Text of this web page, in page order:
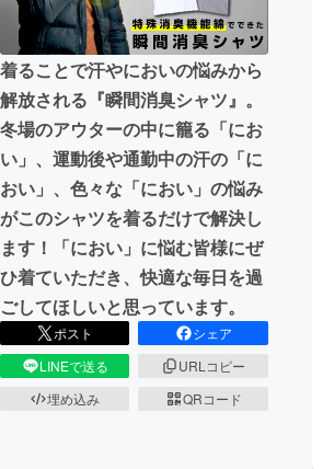
ビジネス・起業
まちづくり・地域活性化
CAMPFIRE for Social Good
CAMPFIREふるさと納税
着ることで汗やにおいの悩みから
解放される『瞬間消臭シャツ』。
冬場のアウターの中に籠る「にお
い」、運動後や通勤中の汗の「に
おい」、色々な「におい」の悩み
がこのシャツを着るだけで解決し
ます！「におい」に悩む皆様にぜ
ひ着ていただき、快適な毎日を過
ごしてほしいと思っています。
ポスト
シェア
LINEで送る
URLコピー
埋め込み
QRコード